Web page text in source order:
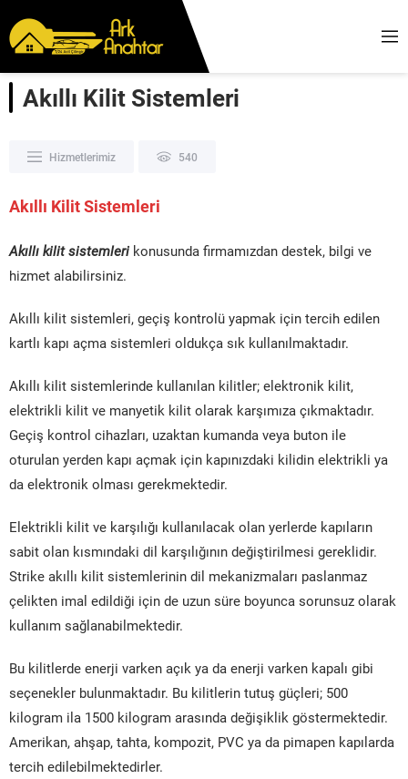
Akıllı Kilit Sistemleri
Hizmetlerimiz 540
Akıllı Kilit Sistemleri
Akıllı kilit sistemleri konusunda firmamızdan destek, bilgi ve
hizmet alabilirsiniz.
Akıllı kilit sistemleri, geçiş kontrolü yapmak için tercih edilen
kartlı kapı açma sistemleri oldukça sık kullanılmaktadır.
Akıllı kilit sistemlerinde kullanılan kilitler; elektronik kilit,
elektrikli kilit ve manyetik kilit olarak karşımıza çıkmaktadır.
Geçiş kontrol cihazları, uzaktan kumanda veya buton ile
oturulan yerden kapı açmak için kapınızdaki kilidin elektrikli ya
da elektronik olması gerekmektedir.
Elektrikli kilit ve karşılığı kullanılacak olan yerlerde kapıların
sabit olan kısmındaki dil karşılığının değiştirilmesi gereklidir.
Strike akıllı kilit sistemlerinin dil mekanizmaları paslanmaz
çelikten imal edildiği için de uzun süre boyunca sorunsuz olarak
kullanım sağlanabilmektedir.
Bu kilitlerde enerji varken açık ya da enerji varken kapalı gibi
seçenekler bulunmaktadır. Bu kilitlerin tutuş güçleri; 500
kilogram ila 1500 kilogram arasında değişiklik göstermektedir.
Amerikan, ahşap, tahta, kompozit, PVC ya da pimapen kapılarda
tercih edilebilmektedirler.